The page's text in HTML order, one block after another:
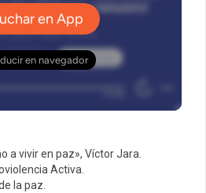
a vivir en paz», Víctor Jara.
Activa.
la paz.